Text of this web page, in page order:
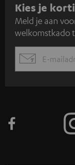
A
a
n
m
e
n
Kies je
Meld je aan
welkomstkado
EMAIL